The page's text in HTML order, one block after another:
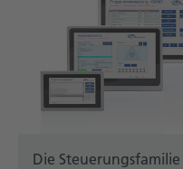
Die